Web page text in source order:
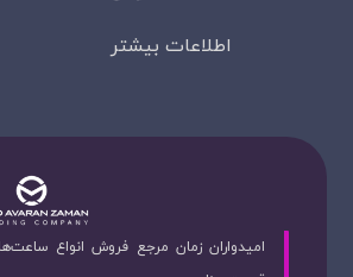
اطلاعات بیشتر
امیدواران زمان مرجع فروش انواع